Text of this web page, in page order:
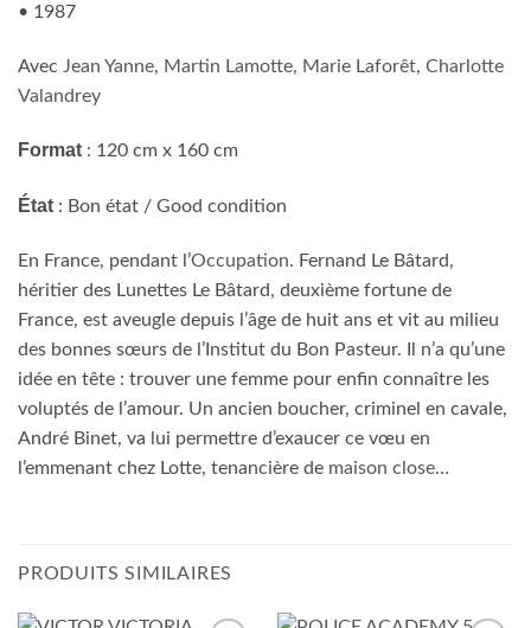
• 1987
Avec Jean Yanne, Martin Lamotte, Marie Laforêt, Charlotte
Valandrey
Format : 120 cm x 160 cm
État : Bon état / Good condition
En France, pendant l’Occupation. Fernand Le Bâtard,
héritier des Lunettes Le Bâtard, deuxième fortune de
France, est aveugle depuis l’âge de huit ans et vit au milieu
des bonnes sœurs de l’Institut du Bon Pasteur. Il n’a qu’une
idée en tête : trouver une femme pour enfin connaître les
voluptés de l’amour. Un ancien boucher, criminel en cavale,
André Binet, va lui permettre d’exaucer ce vœu en
l’emmenant chez Lotte, tenancière de maison close…
PRODUITS SIMILAIRES